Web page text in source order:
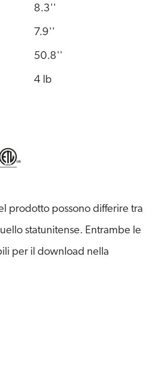
8.3''
7.9''
50.8''
4 lb
prodotto possono differire tra
statunitense. Entrambe le
per il download nella